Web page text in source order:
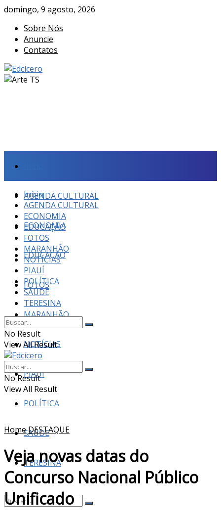
domingo, 9 agosto, 2026
Sobre Nós
Anuncie
Contatos
AGENDA CULTURAL
ECONOMIA
EDUCAÇÃO
FOTOS
MARANHÃO
NOTÍCIAS
PIAUÍ
POLÍTICA
SAÚDE
TERESINA
Início
AGENDA CULTURAL
ECONOMIA
EDUCAÇÃO
FOTOS
MARANHÃO
NOTÍCIAS
PIAUÍ
POLÍTICA
SAÚDE
TERESINA
No Result
View All Result
No Result
View All Result
Home DESTAQUE
Veja novas datas do
Concurso Nacional Público
Unificado